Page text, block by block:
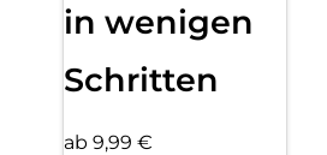
in wenigen
Schritten
ab 9,99 €